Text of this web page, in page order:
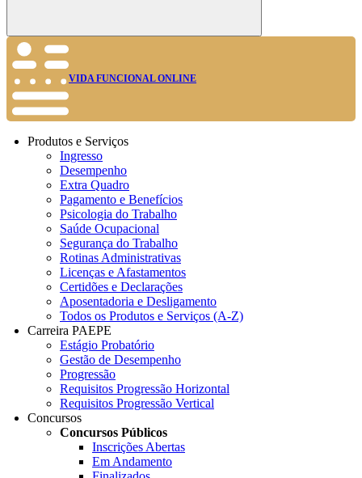
Buscar
VIDA FUNCIONAL ONLINE
Produtos e Serviços
Ingresso
Desempenho
Extra Quadro
Pagamento e Benefícios
Psicologia do Trabalho
Saúde Ocupacional
Segurança do Trabalho
Rotinas Administrativas
Licenças e Afastamentos
Certidões e Declarações
Aposentadoria e Desligamento
Todos os Produtos e Serviços (A-Z)
Carreira PAEPE
Estágio Probatório
Gestão de Desempenho
Progressão
Requisitos Progressão Horizontal
Requisitos Progressão Vertical
Concursos
Concursos Públicos
Inscrições Abertas
Em Andamento